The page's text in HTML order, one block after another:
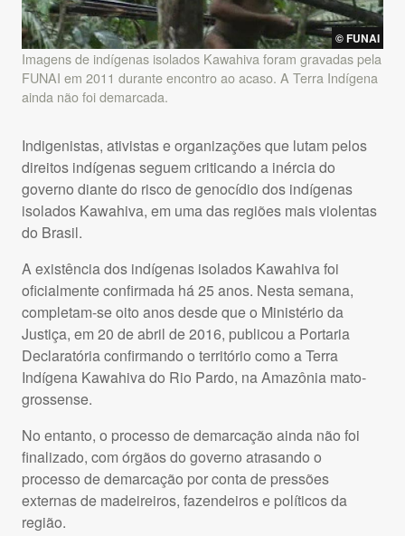
©FUNAI
Imagens de indígenas isolados Kawahiva foram gravadas pela
FUNAI em 2011 durante encontro ao acaso. A Terra Indígena
ainda não foi demarcada.
Indigenistas, ativistas e organizações que lutam pelos
direitos indígenas seguem criticando a inércia do
governo diante do risco de genocídio dos indígenas
isolados Kawahiva, em uma das regiões mais violentas
do Brasil.
A existência dos indígenas isolados Kawahiva foi
oficialmente confirmada há 25 anos. Nesta semana,
completam-se oito anos desde que o Ministério da
Justiça, em 20 de abril de 2016, publicou a Portaria
Declaratória confirmando o território como a Terra
Indígena Kawahiva do Rio Pardo, na Amazônia mato-
grossense.
No entanto, o processo de demarcação ainda não foi
finalizado, com órgãos do governo atrasando o
processo de demarcação por conta de pressões
externas de madeireiros, fazendeiros e políticos da
região.